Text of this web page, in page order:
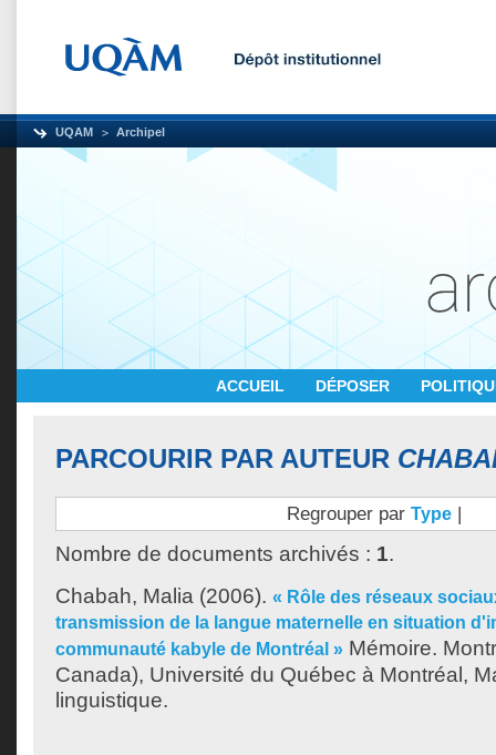
UQAM Archipel
ACCUEIL DÉPOSER
PARCOURIR PAR AUTEUR
Regrouper par Type |
Nombre de documents archivés : 1.
Chabah, Malia (2006). « Rôle des réseaux
transmission de la langue maternelle en situation
communauté kabyle de Montréal » Mémoire.
Canada), Université du Québec à Montréal,
linguistique.